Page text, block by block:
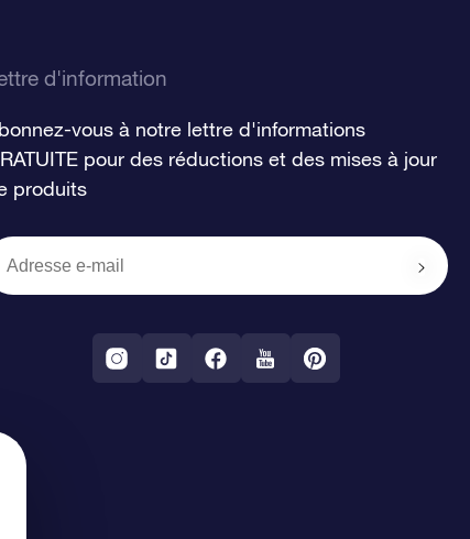
d'information
vous à notre lettre d'informations
pour des réductions et des mises à jour
produits